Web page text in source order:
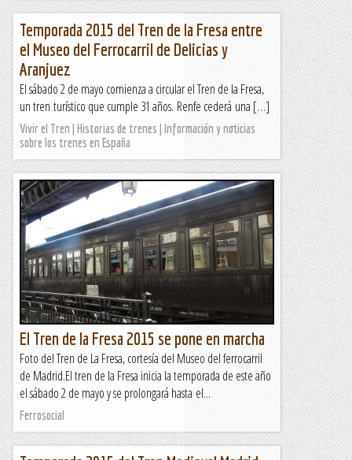
Temporada 2015 del Tren de la Fresa entre
el Museo del Ferrocarril de Delicias y
Aranjuez
El sábado 2 de mayo comienza a circular el Tren de la Fresa,
un tren turístico que cumple 31 años. Renfe cederá una […]
Vivir el Tren | Historias de trenes | Información y noticias
sobre los trenes en España
El Tren de la Fresa 2015 se pone en marcha
Foto del Tren de La Fresa, cortesía del Museo del ferrocarril
de Madrid.El tren de la Fresa inicia la temporada de este año
el sábado 2 de mayo y se prolongará hasta el...
Ferrosocial